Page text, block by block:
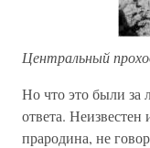
Центральный
Но что это были за
ответа.
прародина, не